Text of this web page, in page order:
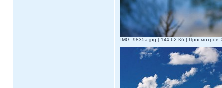
IMG_9835a.jpg [ 144.62 Кб | Просмотров: